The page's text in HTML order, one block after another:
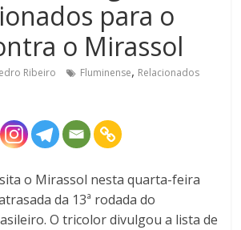
para o
o Mirassol
Ribeiro Fluminense, Relacionados
o Mirassol nesta quarta-feira
da 13ª rodada do
O tricolor divulgou a lista de